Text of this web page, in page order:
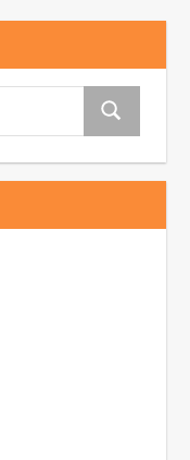
Recherche